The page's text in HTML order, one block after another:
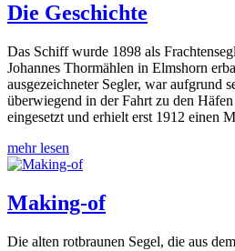
Die Geschichte
Das Schiff wurde 1898 als
Johannes Thormählen in Elmshorn
ausgezeichneter Segler, war aufgrund
überwiegend in der Fahrt zu den
eingesetzt und erhielt erst 1912 einen
mehr lesen
Making-of
Die alten rotbraunen Segel, die aus